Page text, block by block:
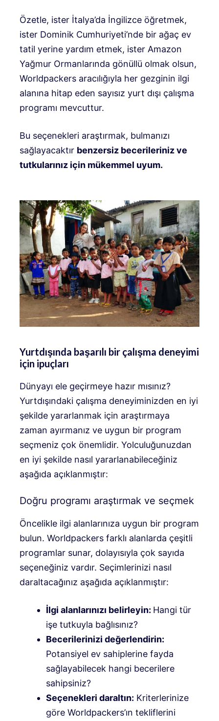
Özetle, ister İtalya’da İngilizce öğretmek,
ister Dominik Cumhuriyeti’nde bir ağaç ev
tatil yerine yardım etmek, ister Amazon
Yağmur Ormanlarında gönüllü olmak olsun,
Worldpackers aracılığıyla her gezginin ilgi
alanına hitap eden sayısız yurt dışı çalışma
programı mevcuttur.
Bu seçenekleri araştırmak, bulmanızı
sağlayacaktır benzersiz becerileriniz ve
tutkularınız için mükemmel uyum.
Yurtdışında başarılı bir çalışma deneyimi
için ipuçları
Dünyayı ele geçirmeye hazır mısınız?
Yurtdışındaki çalışma deneyiminizden en iyi
şekilde yararlanmak için araştırmaya
zaman ayırmanız ve uygun bir program
seçmeniz çok önemlidir. Yolculuğunuzdan
en iyi şekilde nasıl yararlanabileceğiniz
aşağıda açıklanmıştır:
Doğru programı araştırmak ve seçmek
Öncelikle ilgi alanlarınıza uygun bir program
bulun. Worldpackers farklı alanlarda çeşitli
programlar sunar, dolayısıyla çok sayıda
seçeneğiniz vardır. Seçimlerinizi nasıl
daraltacağınız aşağıda açıklanmıştır:
İlgi alanlarınızı belirleyin: Hangi tür
işe tutkuyla bağlısınız?
Becerilerinizi değerlendirin:
Potansiyel ev sahiplerine fayda
sağlayabilecek hangi becerilere
sahipsiniz?
Seçenekleri daraltın: Kriterlerinize
göre Worldpackers’ın tekliflerini